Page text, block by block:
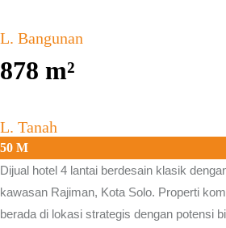
L. Bangunan
878 m²
L. Tanah
50 M
Dijual hotel 4 lantai berdesain klasik
kawasan Rajiman, Kota Solo. Properti
berada di lokasi strategis dengan potensi